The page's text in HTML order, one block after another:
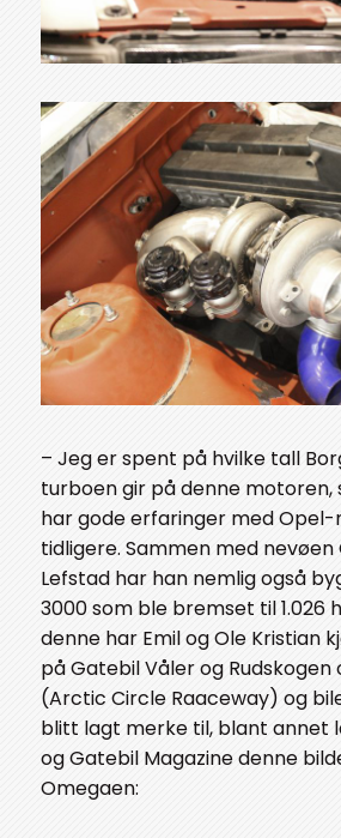
– Jeg er spent på hvilke tall
turboen gir på denne motoren,
har gode erfaringer med
tidligere. Sammen med nevøen
Lefstad har han nemlig også
3000 som ble bremset til 1.026
denne har Emil og Ole Kristian
på Gatebil Våler og Rudskogen
(Arctic Circle Raaceway) og
blitt lagt merke til, blant annet
og Gatebil Magazine denne
Omegaen: